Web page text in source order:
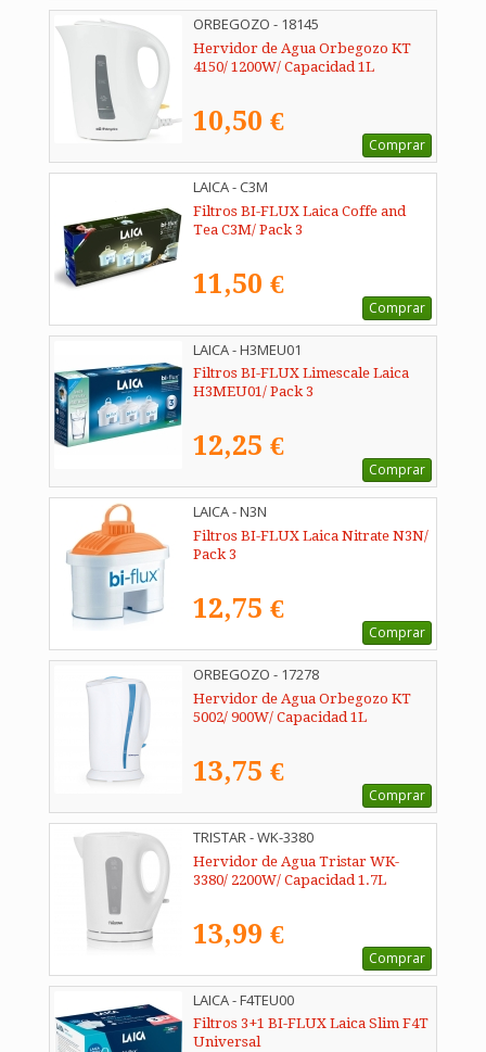
ORBEGOZO - 18145
Hervidor de Agua Orbegozo KT
4150/ 1200W/ Capacidad 1L
10,50 €
Comprar
LAICA - C3M
Filtros BI-FLUX Laica Coffe and
Tea C3M/ Pack 3
11,50 €
Comprar
LAICA - H3MEU01
Filtros BI-FLUX Limescale Laica
H3MEU01/ Pack 3
12,25 €
Comprar
LAICA - N3N
Filtros BI-FLUX Laica Nitrate N3N/
Pack 3
12,75 €
Comprar
ORBEGOZO - 17278
Hervidor de Agua Orbegozo KT
5002/ 900W/ Capacidad 1L
13,75 €
Comprar
TRISTAR - WK-3380
Hervidor de Agua Tristar WK-
3380/ 2200W/ Capacidad 1.7L
13,99 €
Comprar
LAICA - F4TEU00
Filtros 3+1 BI-FLUX Laica Slim F4T
Universal